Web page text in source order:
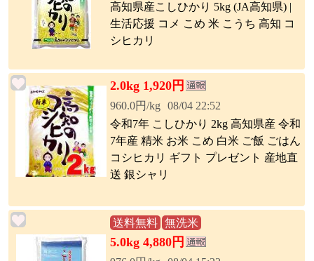
高知県産こしひかり 5kg (JA高知県) |
生活応援 コメ こめ 米 こうち 高知 コ
シヒカリ
2.0kg 1,920円
960.0円/kg 08/04 22:52
令和7年 こしひかり 2kg 高知県産 令和
7年産 精米 お米 こめ 白米 ご飯 ごはん
コシヒカリ ギフト プレゼント 産地直
送 銀シャリ
送料無料 無洗米
5.0kg 4,880円